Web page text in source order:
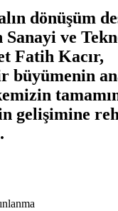
dönüşüm
ve
Fatih Kacır,
büyümenin
gelişimine